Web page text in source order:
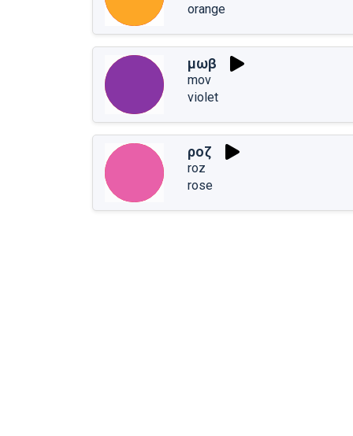
orange
μωβ
mov
violet
ροζ
roz
rose